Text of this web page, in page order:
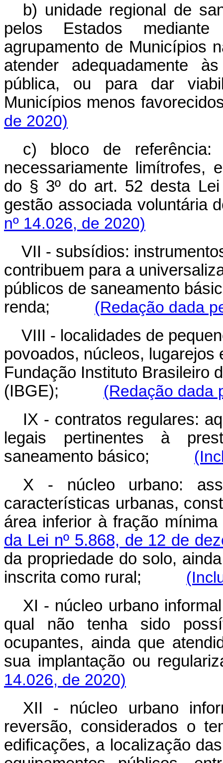
b) unidade regional de
pelos Estados
agrupamento de Municípios
atender adequadamente
pública, ou para dar
Municípios menos
de 2020)
c) bloco de referência:
necessariamente limítrofes,
do § 3º do art. 52 desta
gestão associada voluntária
nº 14.026, de 2020)
VII - subsídios:
contribuem para a
públicos de saneamento
renda;
(Redação dada
VIII - localidades de
povoados, núcleos, lugarejos
Fundação Instituto Brasileiro
(IBGE);
(Redação dada
IX - contratos regulares:
legais pertinentes à
saneamento básico;
X - núcleo urbano:
características urbanas,
área inferior à fração
da Lei nº 5.868, de 12 de
da propriedade do solo,
inscrita como rural;
XI - núcleo urbano
qual não tenha sido
ocupantes, ainda que
sua implantação ou
14.026, de 2020)
XII - núcleo urbano
reversão, considerados o
edificações, a localização